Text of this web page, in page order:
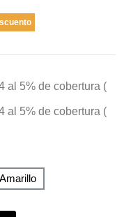
al 5% de cobertura (
al 5% de cobertura (
Amarillo